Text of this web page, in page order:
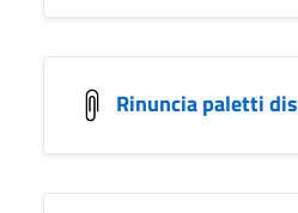
Rinuncia paletti